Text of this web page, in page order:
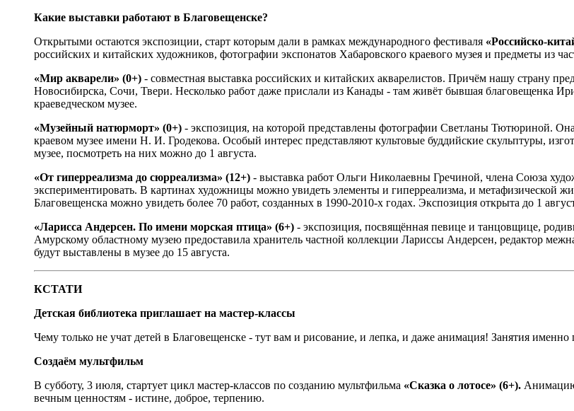
Какие выставки работают в Благовещенске?
Открытыми остаются экспозиции, старт которым дали в рамках международного фестиваля «Российско-
российских и китайских художников, фотографии экспонатов Хабаровского краевого музея и предметы из
«Мир акварели» (0+) - совместная выставка российских и китайских акварелистов. Причём нашу страну
Новосибирска, Сочи, Твери. Несколько работ даже прислали из Канады - там живёт бывшая благовещенка
краеведческом музее.
«Музейный натюрморт» (0+) - экспозиция, на которой представлены фотографии Светланы Тютюриной.
краевом музее имени Н. И. Гродекова. Особый интерес представляют культовые буддийские скульптуры,
музее, посмотреть на них можно до 1 августа.
«От гиперреализма до сюрреализма» (12+) - выставка работ Ольги Николаевны Гречиной, члена Союза
экспериментировать. В картинах художницы можно увидеть элементы и гиперреализма, и метафизической
Благовещенска можно увидеть более 70 работ, созданных в 1990-2010-х годах. Экспозиция открыта до 1
«Ларисса Андерсен. По имени морская птица» (6+) - экспозиция, посвящённая певице и танцовщице,
Амурскому областному музею предоставила хранитель частной коллекции Лариссы Андерсен, редактор
будут выставлены в музее до 15 августа.
КСТАТИ
Детская библиотека приглашает на мастер-классы
Чему только не учат детей в Благовещенске - тут вам и рисование, и лепка, и даже анимация! Занятия
Создаём мультфильм
В субботу, 3 июля, стартует цикл мастер-классов по созданию мультфильма «Сказка о лотосе» (6+).
вечным ценностям - истине, доброе, терпению.